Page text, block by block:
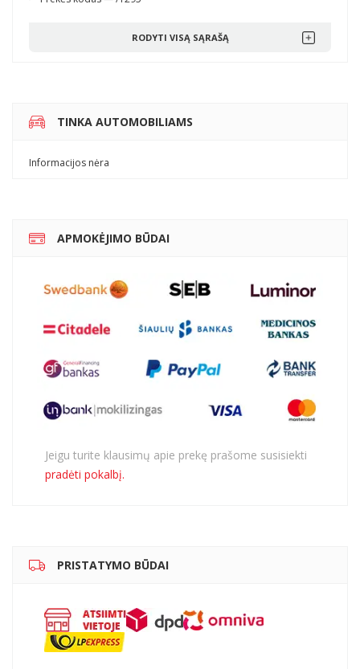
RODYTI VISĄ SĄRAŠĄ
TINKA AUTOMOBILIAMS
Informacijos nėra
APMOKĖJIMO BŪDAI
Jeigu turite klausimų apie prekę prašome susisiekti
pradėti pokalbį.
PRISTATYMO BŪDAI